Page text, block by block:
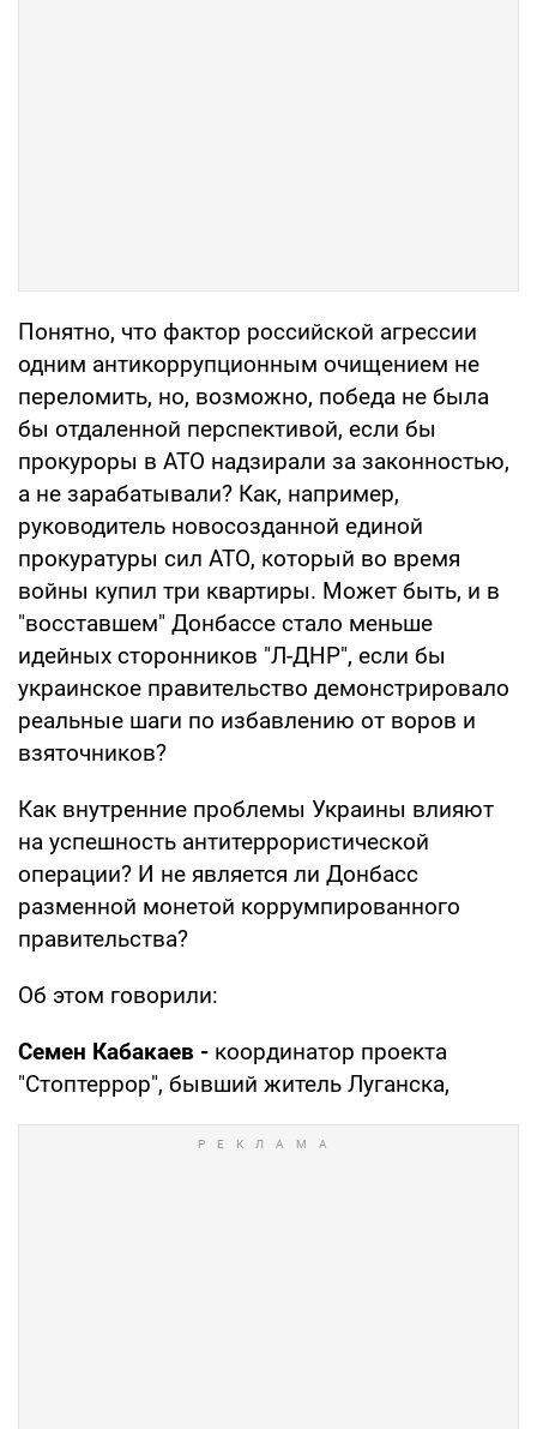
Понятно, что фактор российской агрессии
одним антикоррупционным очищением не
переломить, но, возможно, победа не была
бы отдаленной перспективой, если бы
прокуроры в АТО надзирали за законностью,
а не зарабатывали? Как, например,
руководитель новосозданной единой
прокуратуры сил АТО, который во время
войны купил три квартиры. Может быть, и в
"восставшем" Донбассе стало меньше
идейных сторонников "Л-ДНР", если бы
украинское правительство демонстрировало
реальные шаги по избавлению от воров и
взяточников?
Как внутренние проблемы Украины влияют
на успешность антитеррористической
операции? И не является ли Донбасс
разменной монетой коррумпированного
правительства?
Об этом говорили:
Семен Кабакаев - координатор проекта
"Стоптеррор", бывший житель Луганска,